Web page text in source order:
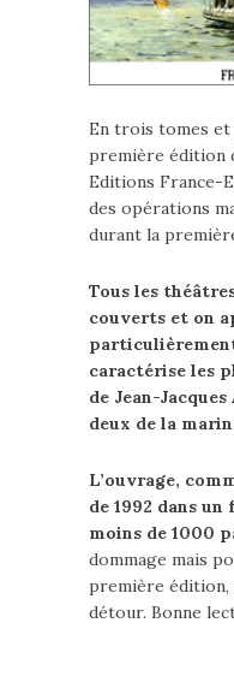
En trois tomes et
première édition
Editions France-
des opérations
durant la
Tous les
couverts et on
caractérise les
de Jean-
deux de la
L’ouvrage,
de 1992 dans
moins de 1000
dommage mais
première édition,
détour. Bonne